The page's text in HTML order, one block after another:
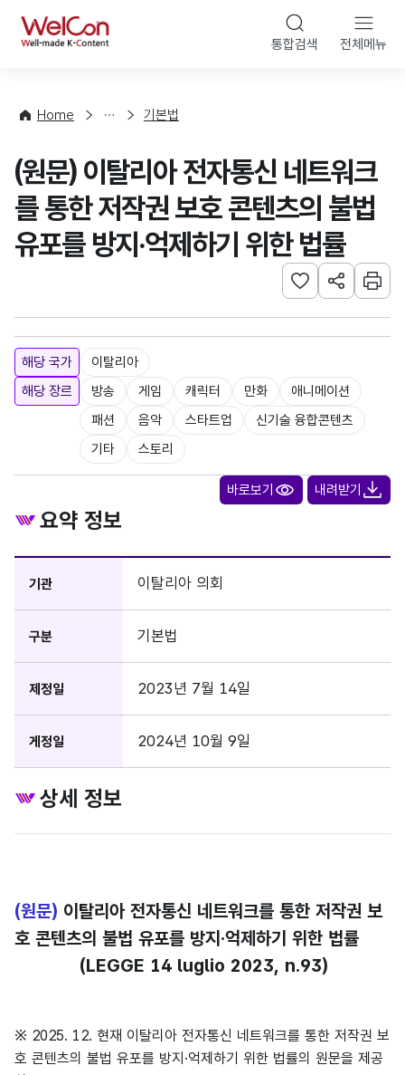
WelCon 통합검색 전체메뉴
Home
률
책
츠
기본법
(원문) 이탈리아 전자통신 네트워크
를 통한 저작권 보호 콘텐츠의 불법
유포를 방지·억제하기 위한 법률
관심사 등록하기
URL 공유하
인쇄
해당 국가
이탈리아
해당 장르
방송 게임 캐릭터 만화
애니메이션
패션
음악 스타트업
신기술 융합콘텐츠
기타
스토리
바로보기 내려받기
요약 정보
기관 이탈리아 의회
구분 기본법
제정일 2023년 7월 14일
게정일 2024년 10월 9일
상세 정보
(원문) 이탈리아 전자통신 네트워크를 통한 저작권 보
호 콘텐츠의 불법 유포를 방지·억제하기 위한 법률
(LEGGE 14 luglio 2023, n.93)
※ 2025. 12. 현재 이탈리아 전자통신 네트워크를 통한 저작권 보
호 콘텐츠의 불법 유포를 방지·억제하기 위한 법률의 원문을 제공